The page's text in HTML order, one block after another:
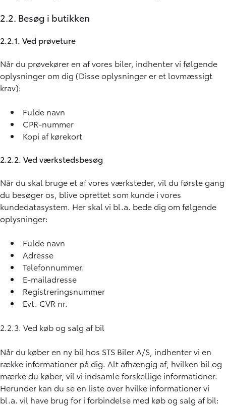
2.2. Besøg i butikken
2.2.1. Ved prøveture
Når du prøvekører en af vores biler, indhenter vi følgende
oplysninger om dig (Disse oplysninger er et lovmæssigt
krav):
Fulde navn
CPR-nummer
Kopi af kørekort
2.2.2. Ved værkstedsbesøg
Når du skal bruge et af vores værksteder, vil du første gang
du besøger os, blive oprettet som kunde i vores
kundedatasystem. Her skal vi bl.a. bede dig om følgende
oplysninger:
Fulde navn
Adresse
Telefonnummer.
E-mailadresse
Registreringsnummer
Evt. CVR nr.
2.2.3. Ved køb og salg af bil
Når du køber en ny bil hos STS Biler A/S, indhenter vi en
række informationer på dig. Alt afhængig af, hvilken bil og
mærke du køber, vil vi indsamle forskellige informationer.
Herunder kan du se en liste over hvilke informationer vi
bl.a. vil have brug for i forbindelse med køb og salg af bil: